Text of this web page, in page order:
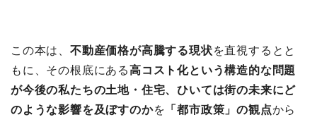
この本は、 不動産価格が高騰する現状を直視するとと
もに、その根底にある高コスト化という構造的な問題
が今後の私たちの土地・住宅、ひいては街の未来にど
のような影響を及ぼすのかを 「都市政策」の観点から